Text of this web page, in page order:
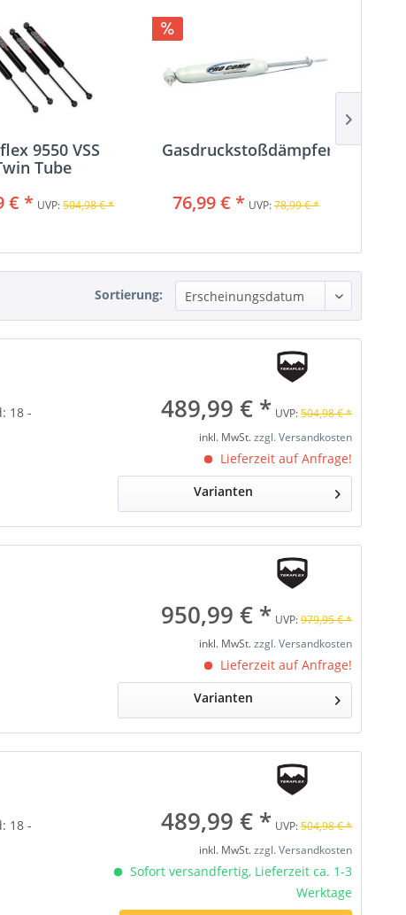
9550 VSS
Tube
€ * UVP:504,98 € *
Gasdruckstoßdämpfer
76,99 € * UVP:78,99 € *
Sortierung:
18 -
489,99 € * UVP:504,98 € *
inkl. MwSt.zzgl. Versandkosten
Lieferzeit auf Anfrage!
Varianten
950,99 € * UVP:979,95 € *
inkl. MwSt.zzgl. Versandkosten
Lieferzeit auf Anfrage!
Varianten
18 -
489,99 € * UVP:504,98 € *
inkl. MwSt.zzgl. Versandkosten
Sofort versandfertig, Lieferzeit ca. 1-3
Werktage